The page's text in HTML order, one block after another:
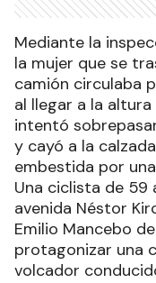
Mediante la
la mujer que se
camión circulaba
al llegar a la
intentó
y cayó a la
embestida por
Una ciclista de 59
avenida Néstor
Emilio Mancebo
protagonizar una
volcador